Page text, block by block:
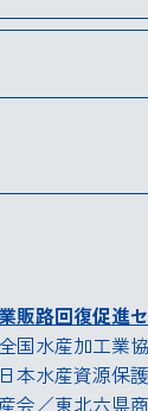
販路回復促進
国水産加工業
本水産資源保
会／東北六県